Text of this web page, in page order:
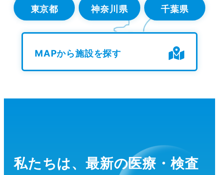
東京都 神奈川県 千葉県
MAPから施設を探す
私たちは、最新の医療・検査